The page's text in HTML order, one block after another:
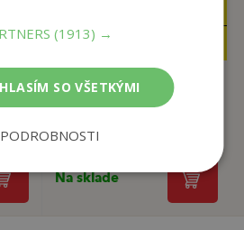
,95€
Tichá rebelka
Banáš Jozef
Na sklade
(1913) →
SO VŠETKÝMI